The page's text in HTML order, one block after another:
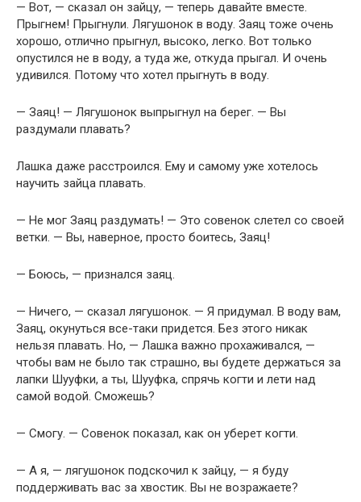
— Вот, — сказал он зайцу, — теперь давайте вместе.
Прыгнем! Прыгнули. Лягушонок в воду. Заяц тоже очень
хорошо, отлично прыгнул, высоко, легко. Вот только
опустился не в воду, а туда же, откуда прыгал. И очень
удивился. Потому что хотел прыгнуть в воду.
— Заяц! — Лягушонок выпрыгнул на берег. — Вы
раздумали плавать?
Лашка даже расстроился. Ему и самому уже хотелось
научить зайца плавать.
— Не мог Заяц раздумать! — Это совенок слетел со своей
ветки. — Вы, наверное, просто боитесь, Заяц!
— Боюсь, — признался заяц.
— Ничего, — сказал лягушонок. — Я придумал. В воду вам,
Заяц, окунуться все-таки придется. Без этого никак
нельзя плавать. Но, — Лашка важно прохаживался, —
чтобы вам не было так страшно, вы будете держаться за
лапки Шууфки, а ты, Шууфка, спрячь когти и лети над
самой водой. Сможешь?
— Смогу. — Совенок показал, как он уберет когти.
— А я, — лягушонок подскочил к зайцу, — я буду
поддерживать вас за хвостик. Вы не возражаете?